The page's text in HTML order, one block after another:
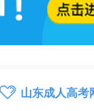
山东成人高考